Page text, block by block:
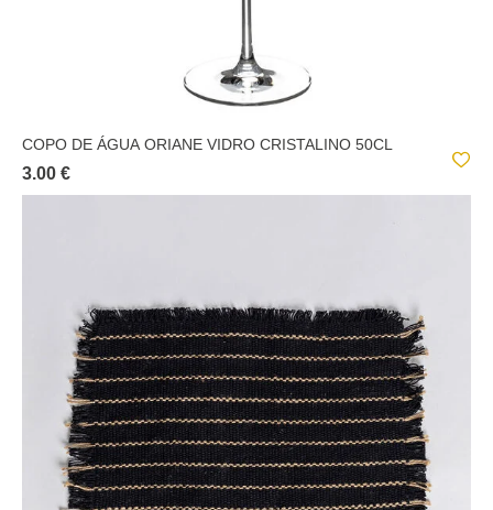
COPO DE ÁGUA ORIANE VIDRO CRISTALINO 50CL
3.00 €